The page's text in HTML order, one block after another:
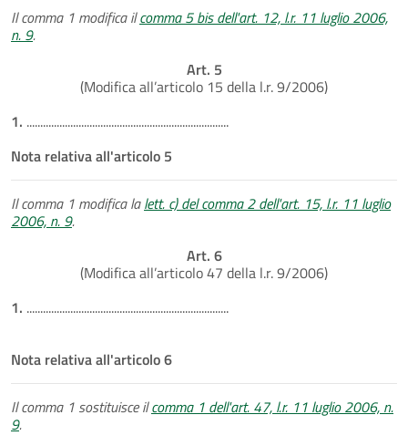
Il comma 1 modifica ilcomma 5 bis dell'art. 12, l.r. 11 luglio 2006,
n. 9.
Art. 5
(Modifica all’articolo 15 della l.r. 9/2006)
1. ..........................................................................
Nota relativa all'articolo 5
Il comma 1 modifica lalett. c) del comma 2 dell'art. 15, l.r. 11 luglio
2006, n. 9.
Art. 6
(Modifica all’articolo 47 della l.r. 9/2006)
1. ..........................................................................
Nota relativa all'articolo 6
Il comma 1 sostituisce ilcomma 1 dell'art. 47, l.r. 11 luglio 2006, n.
9.